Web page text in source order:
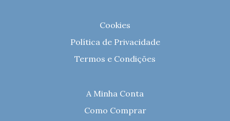
Cookies
Política de Privacidade
Termos e Condições
A Minha Conta
Como Comprar